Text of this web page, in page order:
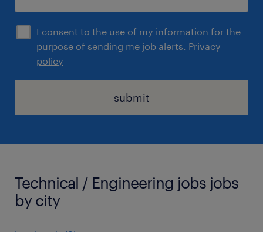
I consent to the use of my information for the
purpose of sending me job alerts. Privacy
policy
submit
Technical / Engineering jobs jobs
by city